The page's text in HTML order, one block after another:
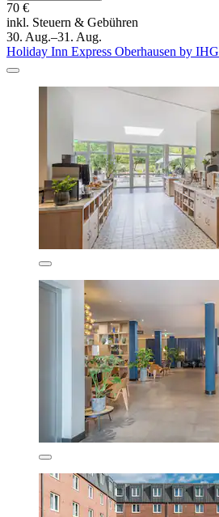
70 €
inkl. Steuern & Gebühren
30. Aug.–31. Aug.
Holiday Inn Express Oberhausen by IHG